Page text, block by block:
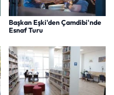
Başkan Eşki'den Çamdibi'nde
Esnaf Turu